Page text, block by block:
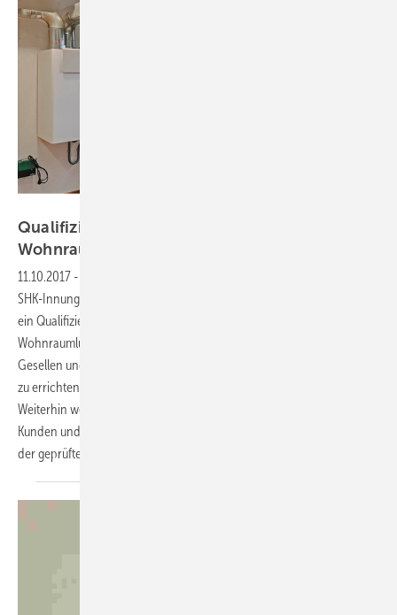
Qualifizierungsseminar zur kontrollierten
Wohnraumlüftung
11.10.2017 -
SHK-Innungen haben in Kooperation mit dem Fachverband Bayern
ein Qualifizierungsseminar zur „SHK-Fachkraft für Kontrollierte
Wohnraumlüftung“ entwickelt. Damit werden Handwerksmeister,
Gesellen und Techniker in die Lage versetzt, KWL-Anlagen zu planen,
zu errichten, in Betrieb zu nehmen, zu warten und zu reinigen.
Weiterhin werden nichttechnische Themen wie der Umgang mit dem
Kunden und Kalkulation vermittelt. Außerdem schließt das Seminar mit
der geprüften Befähigung zur Hygienefachkraft nach VDI